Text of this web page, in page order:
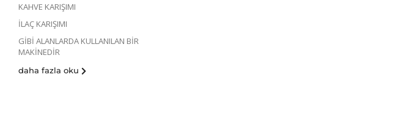
KAHVE KARIŞIMI
İLAÇ KARIŞIMI
GİBİ ALANLARDA KULLANILAN BİR
MAKİNEDİR
daha fazla oku